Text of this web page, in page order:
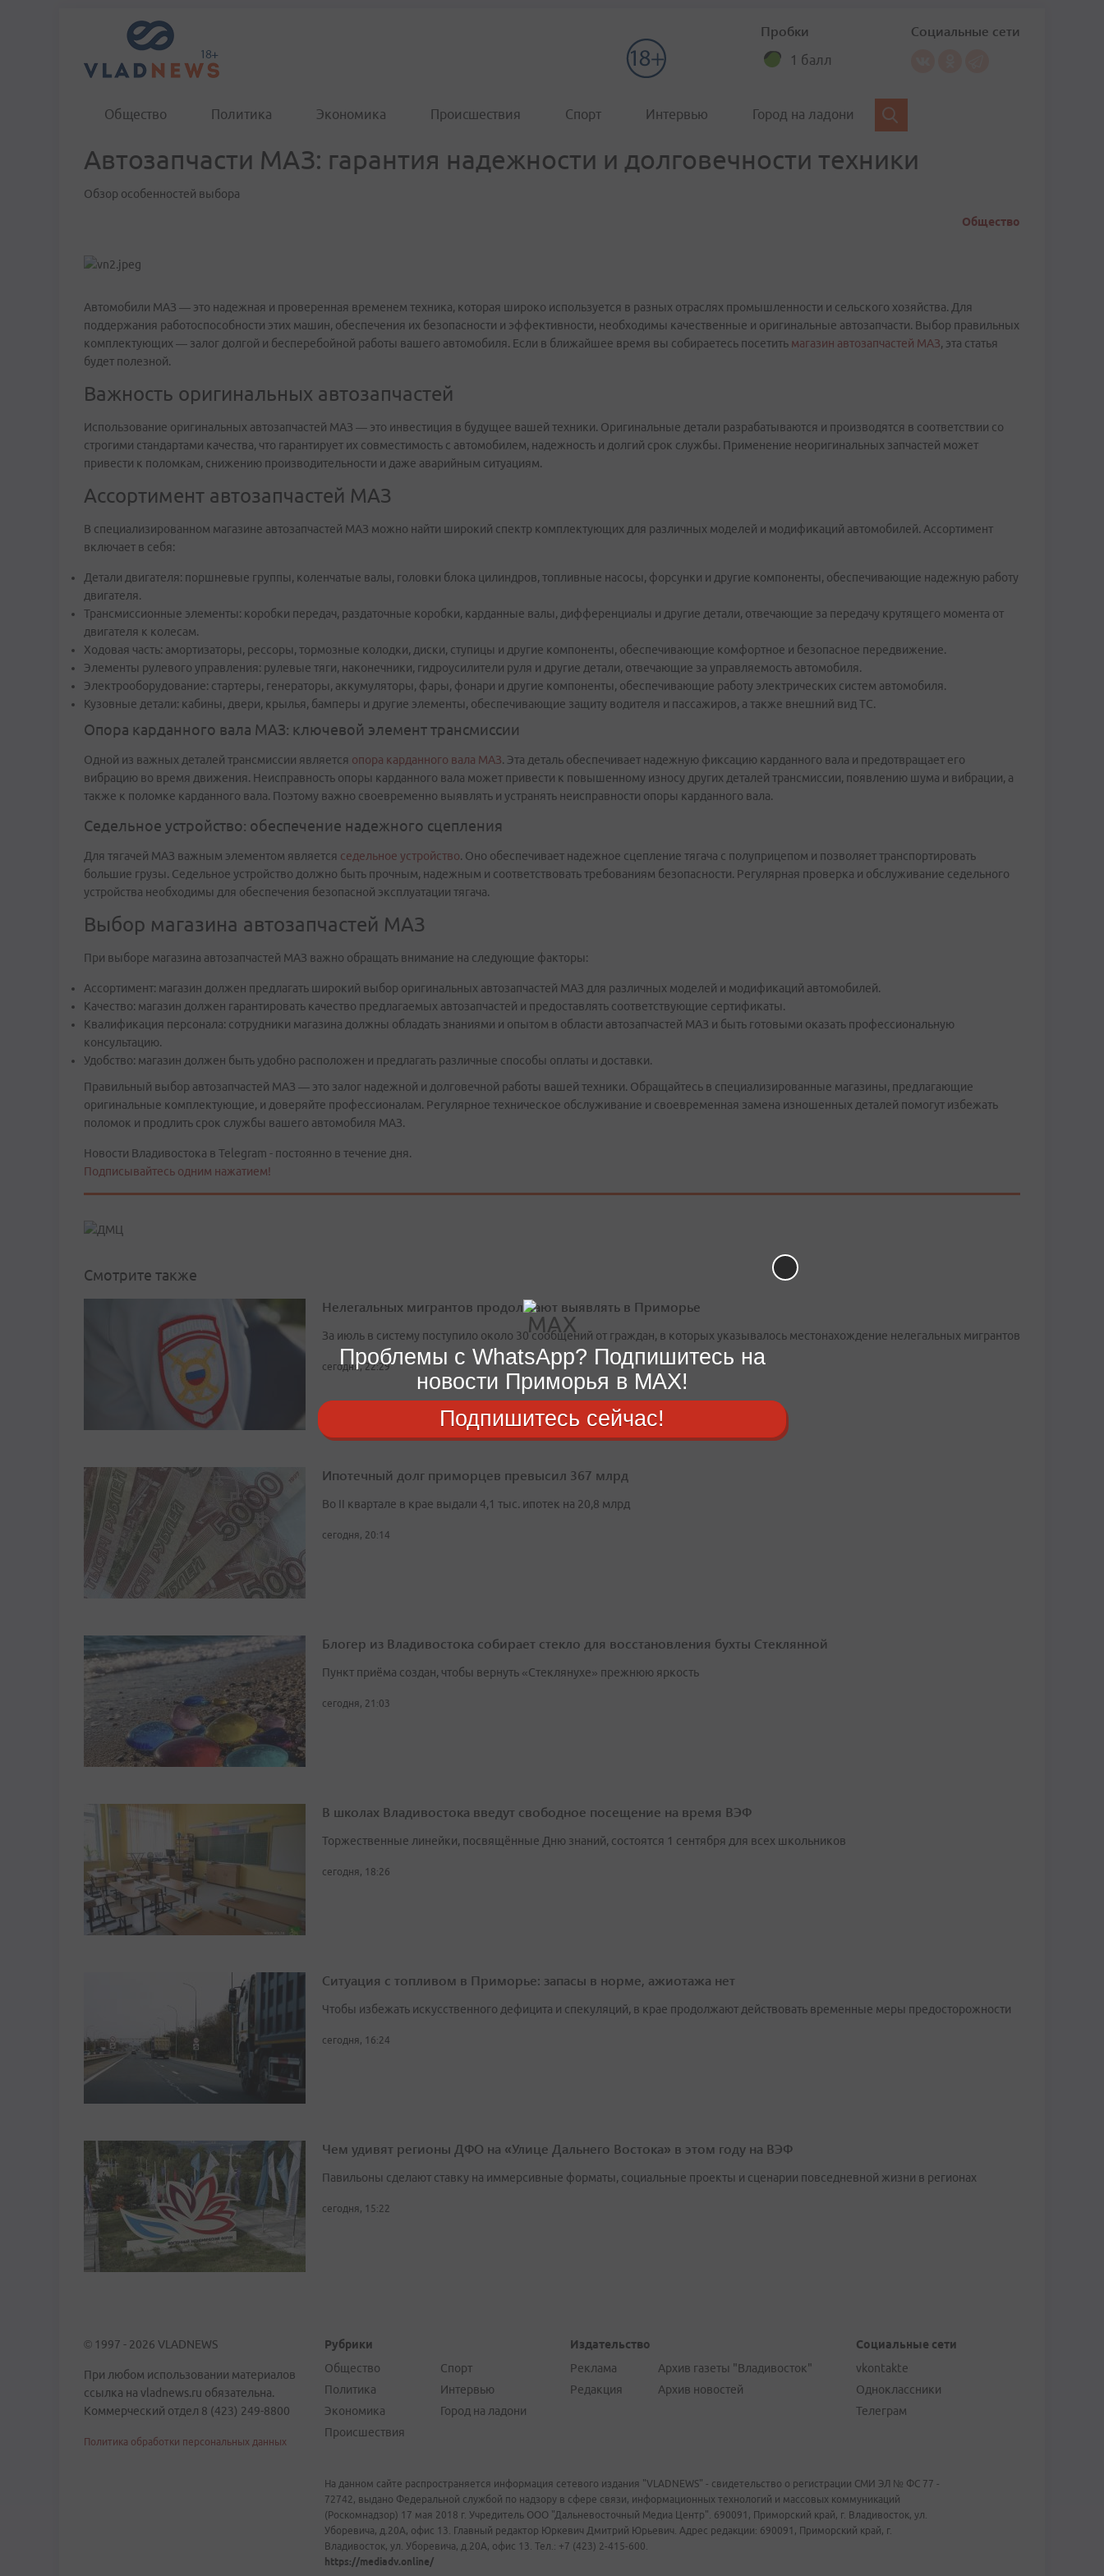
Пробки
1 балл
Социальные сети
Общество Политика Экономика Происшествия Спорт Интервью Город на ладони
Автозапчасти МАЗ: гарантия надежности и долговечности техники
Обзор особенностей выбора
Общество
Автомобили МАЗ — это надежная и проверенная временем техника, которая широко используется в разных отраслях промышленности и сельского хозяйства. Для
поддержания работоспособности этих машин, обеспечения их безопасности и эффективности, необходимы качественные и оригинальные автозапчасти. Выбор правильных
комплектующих — залог долгой и бесперебойной работы вашего автомобиля. Если в ближайшее время вы собираетесь посетить магазин автозапчастей МАЗ, эта статья
будет полезной.
Важность оригинальных автозапчастей
Использование оригинальных автозапчастей МАЗ — это инвестиция в будущее вашей техники. Оригинальные детали разрабатываются и производятся в соответствии со
строгими стандартами качества, что гарантирует их совместимость с автомобилем, надежность и долгий срок службы. Применение неоригинальных запчастей может
привести к поломкам, снижению производительности и даже аварийным ситуациям.
Ассортимент автозапчастей МАЗ
В специализированном магазине автозапчастей МАЗ можно найти широкий спектр комплектующих для различных моделей и модификаций автомобилей. Ассортимент
включает в себя:
Детали двигателя: поршневые группы, коленчатые валы, головки блока цилиндров, топливные насосы, форсунки и другие компоненты, обеспечивающие надежную работу
двигателя.
Трансмиссионные элементы: коробки передач, раздаточные коробки, карданные валы, дифференциалы и другие детали, отвечающие за передачу крутящего момента от
двигателя к колесам.
Ходовая часть: амортизаторы, рессоры, тормозные колодки, диски, ступицы и другие компоненты, обеспечивающие комфортное и безопасное передвижение.
Элементы рулевого управления: рулевые тяги, наконечники, гидроусилители руля и другие детали, отвечающие за управляемость автомобиля.
Электрооборудование: стартеры, генераторы, аккумуляторы, фары, фонари и другие компоненты, обеспечивающие работу электрических систем автомобиля.
Кузовные детали: кабины, двери, крылья, бамперы и другие элементы, обеспечивающие защиту водителя и пассажиров, а также внешний вид ТС.
Опора карданного вала МАЗ: ключевой элемент трансмиссии
Одной из важных деталей трансмиссии является опора карданного вала МАЗ. Эта деталь обеспечивает надежную фиксацию карданного вала и предотвращает его
вибрацию во время движения. Неисправность опоры карданного вала может привести к повышенному износу других деталей трансмиссии, появлению шума и вибрации, а
также к поломке карданного вала. Поэтому важно своевременно выявлять и устранять неисправности опоры карданного вала.
Седельное устройство: обеспечение надежного сцепления
Для тягачей МАЗ важным элементом является седельное устройство. Оно обеспечивает надежное сцепление тягача с полуприцепом и позволяет транспортировать
большие грузы. Седельное устройство должно быть прочным, надежным и соответствовать требованиям безопасности. Регулярная проверка и обслуживание седельного
устройства необходимы для обеспечения безопасной эксплуатации тягача.
Выбор магазина автозапчастей МАЗ
При выборе магазина автозапчастей МАЗ важно обращать внимание на следующие факторы:
Ассортимент: магазин должен предлагать широкий выбор оригинальных автозапчастей МАЗ для различных моделей и модификаций автомобилей.
Качество: магазин должен гарантировать качество предлагаемых автозапчастей и предоставлять соответствующие сертификаты.
Квалификация персонала: сотрудники магазина должны обладать знаниями и опытом в области автозапчастей МАЗ и быть готовыми оказать профессиональную
консультацию.
Удобство: магазин должен быть удобно расположен и предлагать различные способы оплаты и доставки.
Правильный выбор автозапчастей МАЗ — это залог надежной и долговечной работы вашей техники. Обращайтесь в специализированные магазины, предлагающие
оригинальные комплектующие, и доверяйте профессионалам. Регулярное техническое обслуживание и своевременная замена изношенных деталей помогут избежать
поломок и продлить срок службы вашего автомобиля МАЗ.
Новости Владивостока в Telegram - постоянно в течение дня.
Подписывайтесь одним нажатием!
Смотрите также
Нелегальных мигрантов продолжают выявлять в Приморье
За июль в систему поступило около 30 сообщений от граждан, в которых указывалось местонахождение нелегальных мигрантов
сегодня, 22:29
Ипотечный долг приморцев превысил 367 млрд
Во II квартале в крае выдали 4,1 тыс. ипотек на 20,8 млрд
сегодня, 20:14
Блогер из Владивостока собирает стекло для восстановления бухты Стеклянной
Пункт приёма создан, чтобы вернуть «Стеклянухе» прежнюю яркость
сегодня, 21:03
В школах Владивостока введут свободное посещение на время ВЭФ
Торжественные линейки, посвящённые Дню знаний, состоятся 1 сентября для всех школьников
сегодня, 18:26
Ситуация с топливом в Приморье: запасы в норме, ажиотажа нет
Чтобы избежать искусственного дефицита и спекуляций, в крае продолжают действовать временные меры предосторожности
сегодня, 16:24
Чем удивят регионы ДФО на «Улице Дальнего Востока» в этом году на ВЭФ
Павильоны сделают ставку на иммерсивные форматы, социальные проекты и сценарии повседневной жизни в регионах
сегодня, 15:22
© 1997 - 2026 VLADNEWS
При любом использовании материалов
ссылка на vladnews.ru обязательна.
Коммерческий отдел 8 (423) 249-8800
Политика обработки персональных данных
Рубрики
Общество
Политика
Экономика
Происшествия
Спорт
Интервью
Город на ладони
Издательство
Реклама
Редакция
Архив газеты "Владивосток"
Архив новостей
Социальные сети
vkontakte
Одноклассники
Телеграм
На данном сайте распространяется информация сетевого издания "VLADNEWS" - свидетельство о регистрации СМИ ЭЛ № ФС 77 -
72742, выдано Федеральной службой по надзору в сфере связи, информационных технологий и массовых коммуникаций
(Роскомнадзор) 17 мая 2018 г. Учредитель ООО "Дальневосточный Медиа Центр". 690091, Приморский край, г. Владивосток, ул.
Уборевича, д.20А, офис 13. Главный редактор Юркевич Дмитрий Юрьевич. Адрес редакции: 690091, Приморский край, г.
Владивосток, ул. Уборевича, д.20А, офис 13. Тел.: +7 (423) 2-415-600.
https://mediadv.online/
Проблемы с WhatsApp? Подпишитесь на
новости Приморья в MAX!
Подпишитесь сейчас!